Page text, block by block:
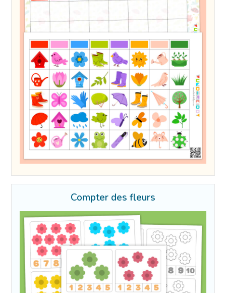
Compter des fleurs